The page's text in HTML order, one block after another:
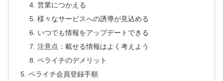
営業につかえる
様々なサービスへの誘導が見込める
いつでも情報をアップデートできる
注意点：載せる情報はよく考えよう
ペライチのデメリット
ペライチ会員登録手順